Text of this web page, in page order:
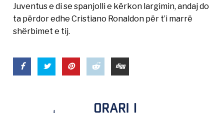
Juventus e di se spanjolli e kërkon largimin, andaj do
ta përdor edhe Cristiano Ronaldon për t’i marrë
shërbimet e tij.